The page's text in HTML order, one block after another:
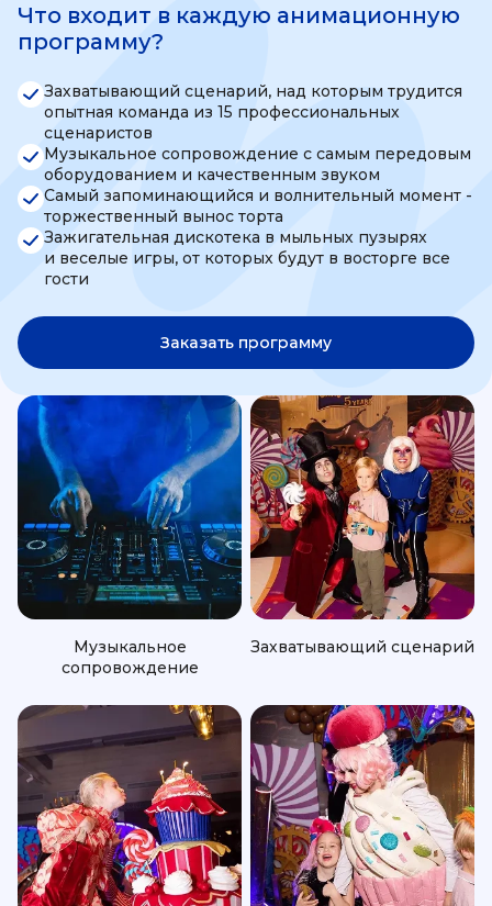
Что входит в каждую анимационную
программу?
Захватывающий сценарий, над которым трудится
опытная команда из 15 профессиональных
сценаристов
Музыкальное сопровождение с самым передовым
оборудованием и качественным звуком
Самый запоминающийся и волнительный момент -
торжественный вынос торта
Зажигательная дискотека в мыльных пузырях
и веселые игры, от которых будут в восторге все
гости
Заказать программу
Музыкальное
сопровождение
Захватывающий сценарий